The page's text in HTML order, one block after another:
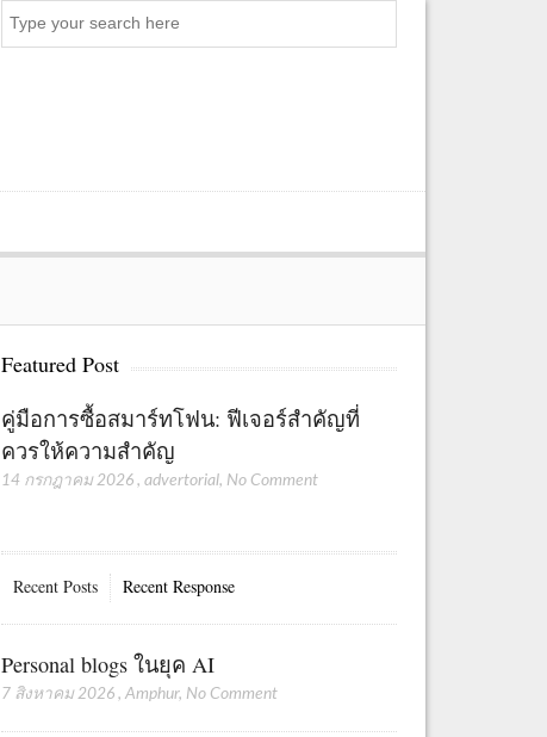
Featured Post
คู่มือการซื้อสมาร์ทโฟน: ฟีเจอร์สำคัญที่
ควรให้ความสำคัญ
14 กรกฎาคม 2026 ,advertorial, No Comment
Recent Posts Recent Response
Personal blogs ในยุค AI
7 สิงหาคม 2026 ,Amphur, No Comment